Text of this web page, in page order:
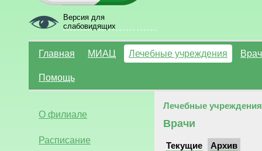
Версия для
слабовидящих
Главная МИАЦ Лечебные учреждения
Помощь
О филиале
Расписание
Лечебные учреждения
Врачи
Текущие Архив